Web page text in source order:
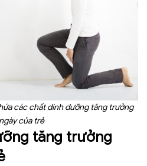
các chất dinh dưỡng tăng trưởng
của trẻ
tăng trưởng